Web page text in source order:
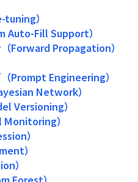
tuning）
Auto-Fill Support）
Forward Propagation）
Prompt Engineering）
Network）
Versioning）
）
）
）
）